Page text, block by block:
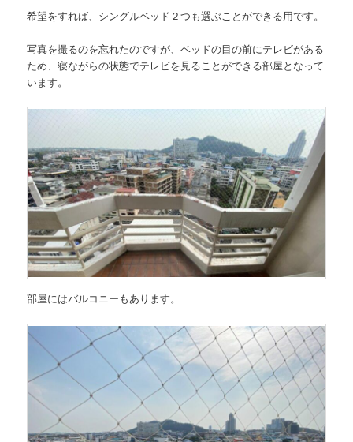
希望をすれば、シングルベッド２つも選ぶことができる用です。
写真を撮るのを忘れたのですが、ベッドの目の前にテレビがある
ため、寝ながらの状態でテレビを見ることができる部屋となって
います。
部屋にはバルコニーもあります。